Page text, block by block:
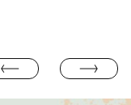
NR 6
11.